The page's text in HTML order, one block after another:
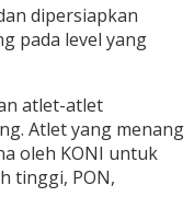
dipersiapkan
pada level yang
atlet-atlet
​Atlet yang menang
oleh KONI untuk
tinggi, PON,